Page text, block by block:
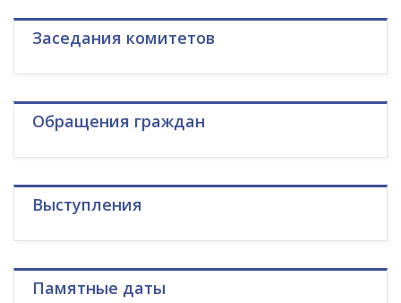
Заседания комитетов
Обращения граждан
Выступления
Памятные даты